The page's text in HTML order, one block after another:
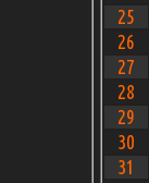
25
26
27
28
29
30
31